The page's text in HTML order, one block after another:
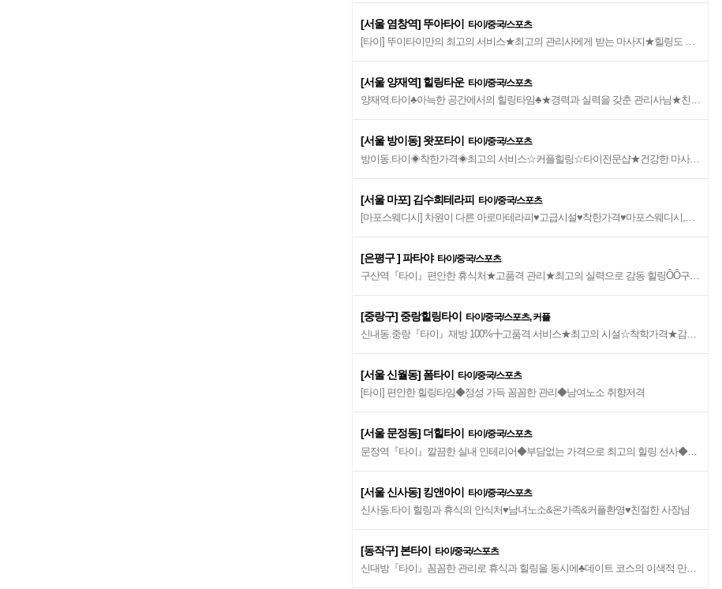
[서울 염창역] 뚜아타이
타이/중국/스포츠
[타이] 뚜이타이만의 최고의 서비스★최고의 관리사에게 받는 마사지★힐링도 하
[서울 양재역] 힐링타운 타이/중국/스포츠
양재역.타이♣아늑한 공간에서의 힐링타임♣★경력과 실력을 갖춘 관리사님★친절
[서울 방이동] 왓포타이
타이/중국/스포츠
방이동.타이◈착한가격◈최고의 서비스☆커플힐링☆타이전문샵★건강한 마사지
[서울 마포] 김수희테라피 타이/중국/스포츠
[마포스웨디시] 차원이 다른 아로마테라피♥고급시설♥착한가격♥마포스웨디시,마
[은평구 ] 파타야 타이/중국/스포츠
구산역『타이』편안한 휴식처★고품격 관리★최고의 실력으로 감동 힐링ÔÔ구산
[중랑구] 중랑힐링타이
타이/중국/스포츠, 커플
신내동.중랑『타이』재방 100%╋고품격 서비스★최고의 시설☆착학가격★감성
[서울 신월동] 폼타이
타이/중국/스포츠
[타이] 편안한 힐링타임◆정성 가득 꼼꼼한 관리◆남여노소 취향저격
[서울 문정동] 더힐타이
타이/중국/스포츠
문정역『타이』깔끔한 실내 인테리어◆부담없는 가격으로 최고의 힐링 선사◆쾌
[서울 신사동] 킹앤아이 타이/중국/스포츠
신사동.타이 힐링과 휴식의 안식처♥남녀노소&온가족&커플환영♥친절한 사장님
[동작구] 본타이
타이/중국/스포츠
신대방『타이』꼼꼼한 관리로 휴식과 힐링을 동시에♣데이트 코스의 이색적 만남